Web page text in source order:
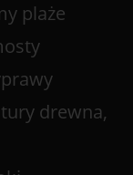
plaże
drewna,